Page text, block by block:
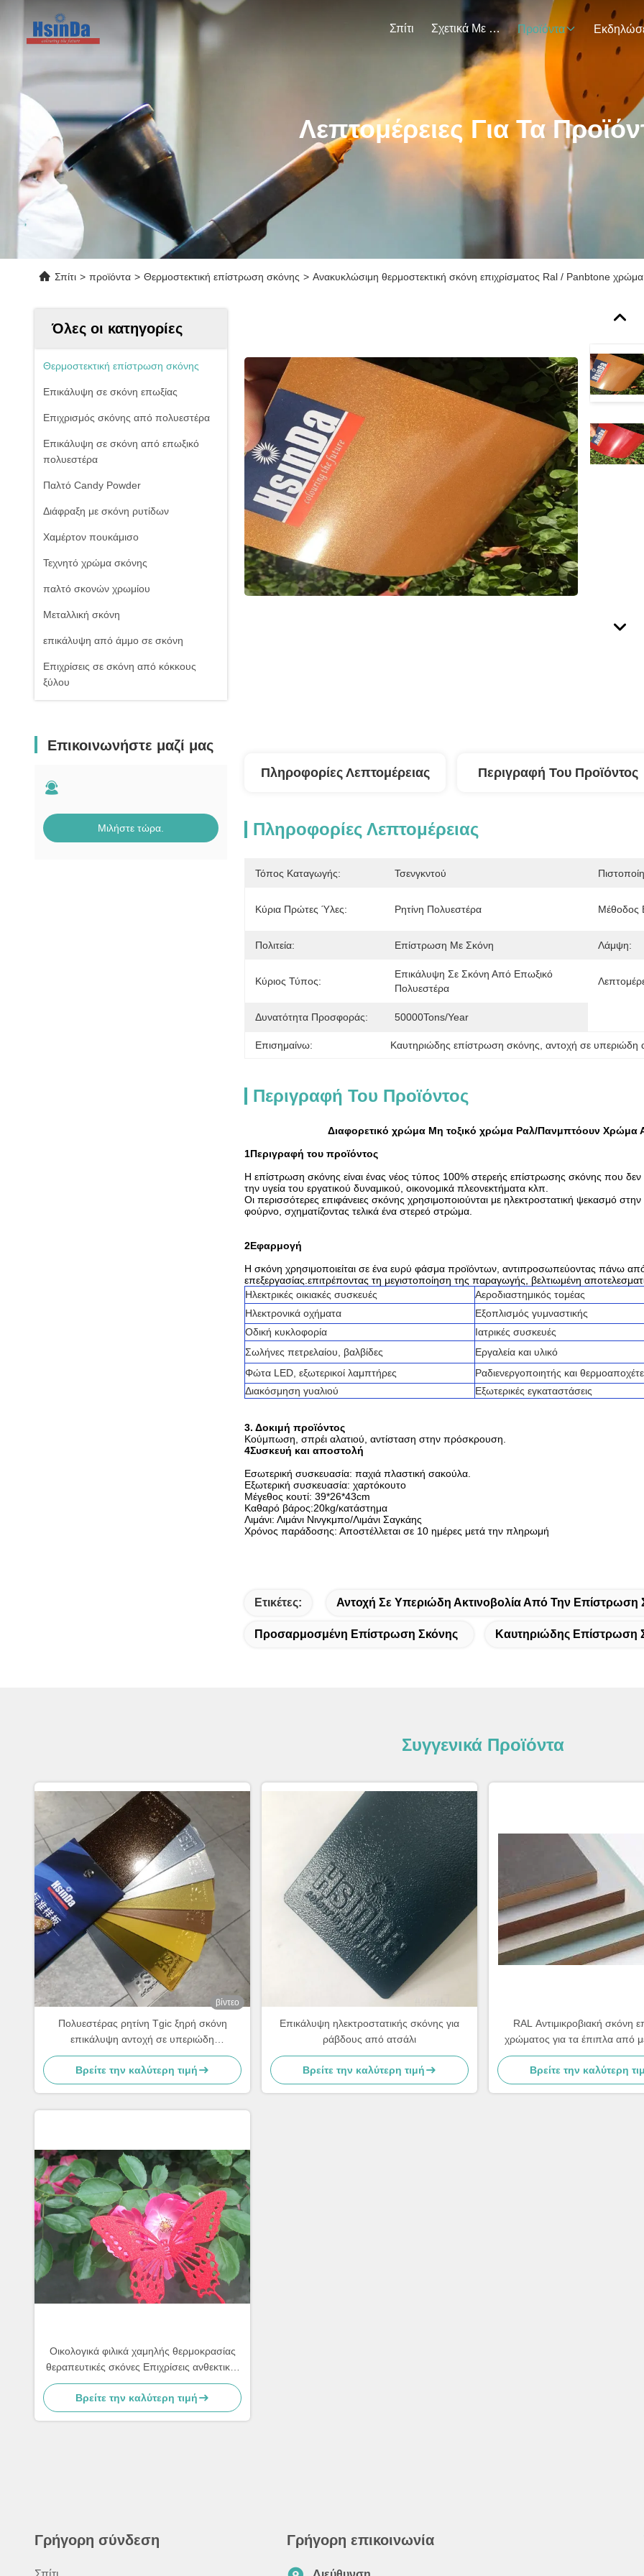
Σπίτι Σχετικά Με Εμάς Προϊόντα
Λεπτομέρειες Για Τα
Σπίτι > προϊόντα > Θερμοστεκτική επίστρωση σκόνης > Ανακυκλώσιμη θερμοστεκτική σκόνη επιχρίσματος Ral / Panbtone
Όλες οι κατηγορίες
Θερμοστεκτική επίστρωση σκόνης
Επικάλυψη σε σκόνη επωξίας
Επιχρισμός σκόνης από πολυεστέρα
Επικάλυψη σε σκόνη από επωξικό
πολυεστέρα
Παλτό Candy Powder
Διάφραξη με σκόνη ρυτίδων
Χαμέρτον πουκάμισο
Τεχνητό χρώμα σκόνης
παλτό σκονών χρωμίου
Μεταλλική σκόνη
επικάλυψη από άμμο σε σκόνη
Επιχρίσεις σε σκόνη από κόκκους
ξύλου
Επικοινωνήστε μαζί μας
Μιλήστε τώρα.
Πληροφορίες Λεπτομέρειας Περιγραφή Του Προϊόντος
Πληροφορίες Λεπτομέρειας
Τόπος Καταγωγής: Τσενγκντού
Κύρια Πρώτες Ύλες: Ρητίνη Πολυεστέρα Μέθοδος
Πολιτεία: Επίστρωση Με Σκόνη Λάμψη:
Κύριος Τύπος:
Επικάλυψη Σε Σκόνη Από Επωξικό
Πολυεστέρα
Δυνατότητα Προσφοράς: 50000Tons/Year
Επισημαίνω: Καυτηριώδης επίστρωση σκόνης , αντοχή σε υπεριώδη
Περιγραφή Του Προϊόντος
Διαφορετικό χρώμα Μη τοξικό χρώμα Ραλ/Πανμπτόουν Χρώμα
1Περιγραφή του προϊόντος
Η επίστρωση σκόνης είναι ένας νέος τύπος 100% στερεής επίστρωσης σκόνης που δεν
την υγεία του εργατικού δυναμικού, οικονομικά πλεονεκτήματα κλπ.
Οι περισσότερες επιφάνειες σκόνης χρησιμοποιούνται με ηλεκτροστατική ψεκασμό
φούρνο, σχηματίζοντας τελικά ένα στερεό στρώμα.
2Εφαρμογή
Η σκόνη χρησιμοποιείται σε ένα ευρύ φάσμα προϊόντων, αντιπροσωπεύοντας πάνω από
επεξεργασίας.επιτρέποντας τη μεγιστοποίηση της παραγωγής, βελτιωμένη
Ηλεκτρικές οικιακές συσκευές
Αεροδιαστημικός τομέας
Ηλεκτρονικά οχήματα
Εξοπλισμός γυμναστικής
Οδική κυκλοφορία
Ιατρικές συσκευές
Σωλήνες πετρελαίου, βαλβίδες
Εργαλεία και υλικό
Φώτα LED, εξωτερικοί λαμπτήρες
Ραδιενεργοποιητής και
Διακόσμηση γυαλιού
Εξωτερικές εγκαταστάσεις
3. Δοκιμή προϊόντος
Κούμπωση, σπρέι αλατιού, αντίσταση στην πρόσκρουση.
4Συσκευή και αποστολή
Εσωτερική συσκευασία: παχιά πλαστική σακούλα.
Εξωτερική συσκευασία: χαρτόκουτο
Μέγεθος κουτί: 39*26*43cm
Καθαρό βάρος:20kg/κατάστημα
Λιμάνι: Λιμάνι Νινγκμπο/Λιμάνι Σαγκάης
Χρόνος παράδοσης: Αποστέλλεται σε 10 ημέρες μετά την πληρωμή
Ετικέτες: Αντοχή Σε Υπεριώδη Ακτινοβολία Από Την Επίστρωση
Προσαρμοσμένη Επίστρωση Σκόνης Καυτηριώδης Επίστρωση
Συγγενικά Προϊόντα
βίντεο
Πολυεστέρας ρητίνη Tgic ξηρή σκόνη
επικάλυψη αντοχή σε υπεριώδη
ακτινοβολία υφή υψηλή θερμότητα
Βρείτε την καλύτερη τιμή
Επικάλυψη ηλεκτροστατικής σκόνης για
ράβδους από ατσάλι
Βρείτε την καλύτερη τιμή
RAL Αντιμικροβιακή σκόνη
χρώματος για τα έπιπλα από
MDF
Βρείτε την καλύτερη
Οικολογικά φιλικά χαμηλής θερμοκρασίας
θεραπευτικές σκόνες Επιχρίσεις ανθεκτικές
στα αλατιδωτά
Βρείτε την καλύτερη τιμή
Γρήγορη σύνδεση Γρήγορη επικοινωνία